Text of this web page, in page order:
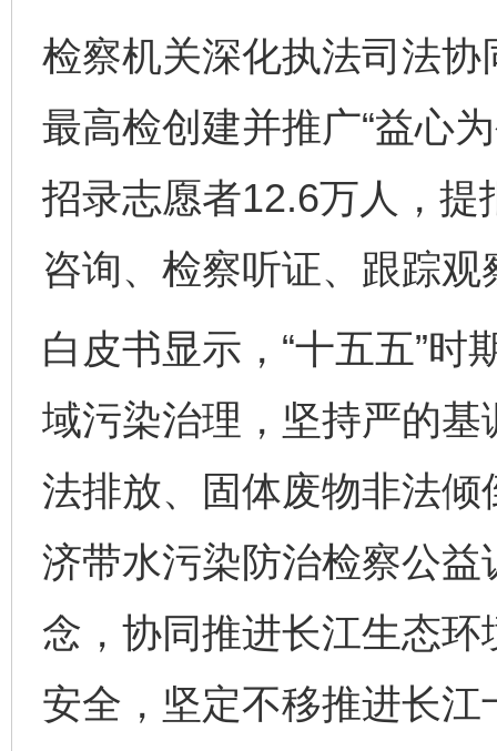
检察机关深化执法司法
最高检创建并推广“益心
招录志愿者12.6万人，
咨询、检察听证、跟踪
白皮书显示，“十五五”
域污染治理，坚持严的
法排放、固体废物非法
济带水污染防治检察公
念，协同推进长江生态
安全，坚定不移推进长